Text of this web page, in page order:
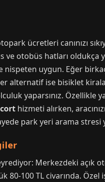
ücretleri canınızı
otobüs hatları oldukça
uygun. Eğer
alternatif ise bisiklet
yaparsınız. Özellikle
hizmeti alırken,
park yeri arama stresi
Merkezdeki açık
80-100 TL civarında.